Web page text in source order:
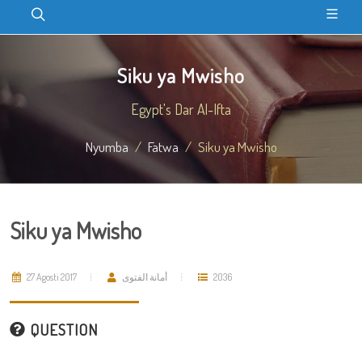
Siku ya Mwisho
Egypt's Dar Al-Ifta
Nyumba Fatwa Siku ya Mwisho
Siku ya Mwisho
27 Agosti 2017 أمانة الفتوى 2036
QUESTION